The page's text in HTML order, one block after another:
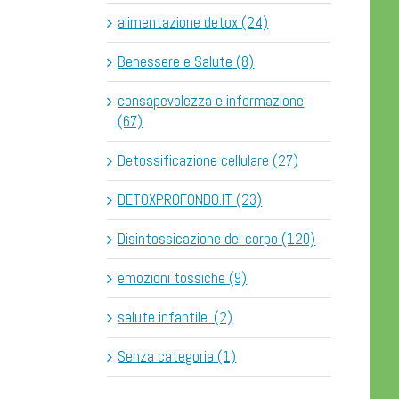
alimentazione detox (24)
Benessere e Salute (8)
consapevolezza e informazione
(67)
Detossificazione cellulare (27)
DETOXPROFONDO.IT (23)
Disintossicazione del corpo (120)
emozioni tossiche (9)
salute infantile. (2)
Senza categoria (1)